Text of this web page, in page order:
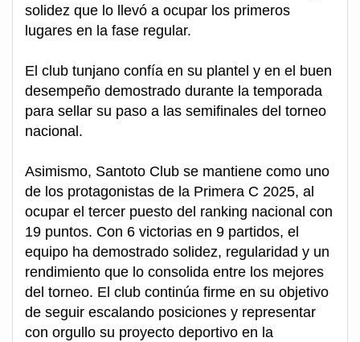
solidez que lo llevó a ocupar los primeros
lugares en la fase regular.
El club tunjano confía en su plantel y en el buen
desempeño demostrado durante la temporada
para sellar su paso a las semifinales del torneo
nacional.
Asimismo, Santoto Club se mantiene como uno
de los protagonistas de la Primera C 2025, al
ocupar el tercer puesto del ranking nacional con
19 puntos. Con 6 victorias en 9 partidos, el
equipo ha demostrado solidez, regularidad y un
rendimiento que lo consolida entre los mejores
del torneo. El club continúa firme en su objetivo
de seguir escalando posiciones y representar
con orgullo su proyecto deportivo en la